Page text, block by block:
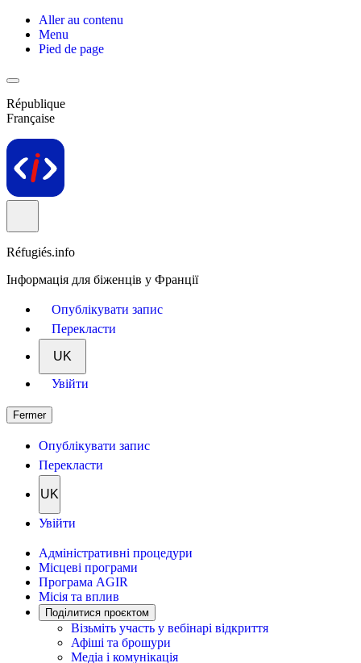
Aller au contenu
Menu
Pied de page
République
Française
Réfugiés.info
Інформація для біженців у Франції
Опублікувати запис
Перекласти
UK
Увійти
Fermer
Опублікувати запис
Перекласти
UK
Увійти
Адміністративні процедури
Місцеві програми
Програма AGIR
Місія та вплив
Поділитися проєктом
Візьміть участь у вебінарі відкриття
Афіші та брошури
Медіа і комунікація